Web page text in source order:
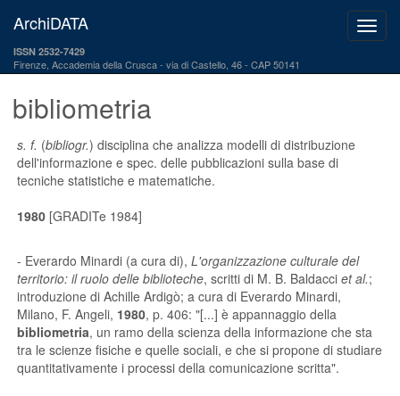
ArchiDATA
ISSN 2532-7429
Firenze, Accademia della Crusca via di Castello, 46 - CAP 50141
bibliometria
s. f. (bibliogr.) disciplina che analizza modelli di distribuzione
dell'informazione e spec. delle pubblicazioni sulla base di
tecniche statistiche e matematiche.
1980[GRADITe 1984]
- Everardo Minardi (a cura di), L'organizzazione culturale del
territorio: il ruolo delle biblioteche, scritti di M. B. Baldacci et al.;
introduzione di Achille Ardigò; a cura di Everardo Minardi,
Milano, F. Angeli, 1980, p. 406: "[...] è appannaggio della
bibliometria, un ramo della scienza della informazione che sta
tra le scienze fisiche e quelle sociali, e che si propone di studiare
quantitativamente i processi della comunicazione scritta".